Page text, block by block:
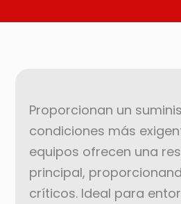
Proporcionan un
condiciones más
equipos ofrecen una
principal,
críticos. Ideal para